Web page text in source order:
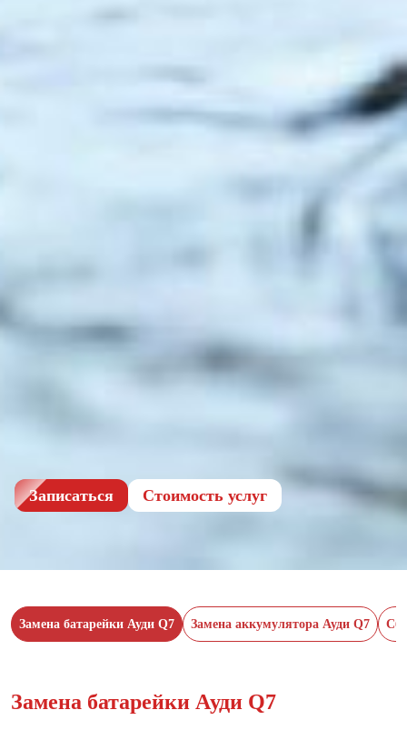
Записаться Cтоимость услуг
Замена батарейки Ауди Q7 Замена аккумулятора Ауди Q7
Замена батарейки Ауди Q7